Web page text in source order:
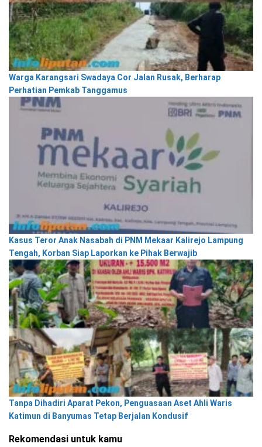
Warga Karangsari Swadaya Cor Jalan Rusak, Berharap
Perhatian Pemkab Tanggamus
Kasus Teror Anak Nasabah di PNM Mekaar Kalirejo Lampung
Tengah, Korban Siap Laporkan ke Pihak Berwajib
Tanpa Dihadiri Aparat Pekon, Penguasaan Aset Ahli Waris
Katimun di Banyumas Tetap Berjalan Kondusif
Rekomendasi untuk kamu